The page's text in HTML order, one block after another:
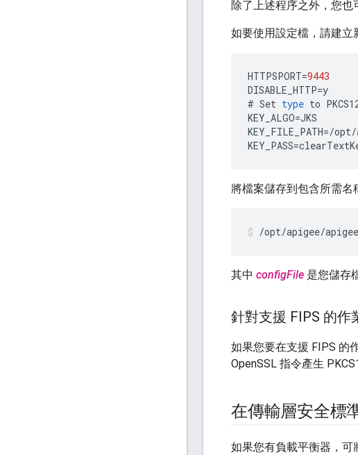
除了上述程序之外，您
如要使用設定檔，請建立
HTTPSPORT=9443
DISABLE_HTTP=y
# Set type to
KEY_ALGO=JKS
KEY_FILE_PATH=/opt/
KEY_PASS=
將檔案儲存到包含所需名
/opt/apigee/
其中 configFile 是您儲存
針對支援 FIPS 的作
如果您要在支援 FIPS 的
OpenSSL 指令產生
在傳輸層安全標
如果您有負載平衡器，可